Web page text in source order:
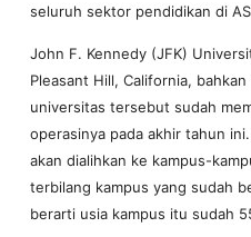
seluruh sektor pendidikan di
John F. Kennedy (JFK)
Pleasant Hill, California,
universitas tersebut sudah
operasinya pada akhir tahun
akan dialihkan ke kampus-
terbilang kampus yang sudah
berarti usia kampus itu sudah